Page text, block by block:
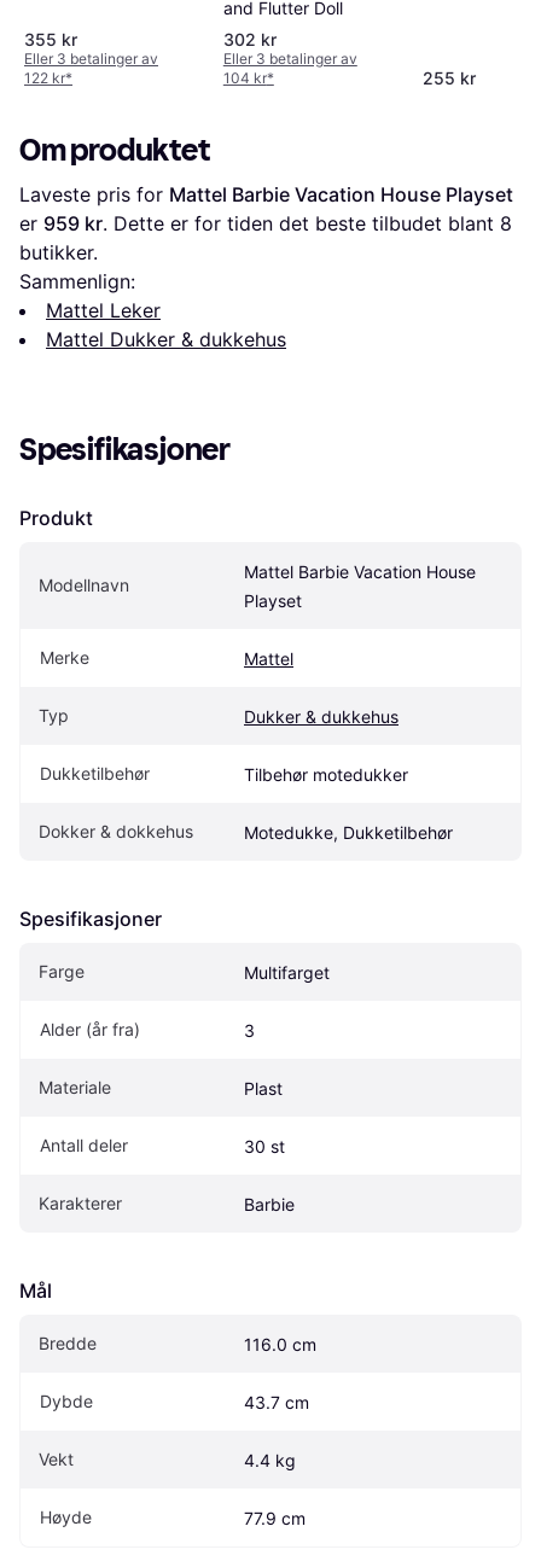
355 kr
Eller 3 betalinger av
122 kr*
and Flutter Doll
302 kr
Eller 3 betalinger av
104 kr* 255 kr
Om produktet
Laveste pris for Mattel Barbie Vacation House Playset
er 959 kr. Dette er for tiden det beste tilbudet blant 8
butikker.
Sammenlign:
Mattel Leker
Mattel Dukker & dukkehus
Spesifikasjoner
Produkt
Modellnavn
Mattel Barbie Vacation House
Playset
Merke Mattel
Typ Dukker & dukkehus
Dukketilbehør Tilbehør motedukker
Dokker & dokkehus Motedukke, Dukketilbehør
Spesifikasjoner
Farge Multifarget
Alder (år fra) 3
Materiale Plast
Antall deler 30 st
Karakterer Barbie
Mål
Bredde 116.0 cm
Dybde 43.7 cm
Vekt 4.4 kg
Høyde 77.9 cm